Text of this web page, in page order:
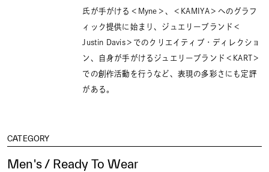
氏が手がける＜Myne＞、＜KAMIYA＞へのグラフ
ィック提供に始まり、ジュエリーブランド＜
Justin Davis＞でのクリエイティブ・ディレクショ
ン、自身が手がけるジュエリーブランド＜KART＞
での創作活動を行うなど、表現の多彩さにも定評
がある。
CATEGORY
Men's / Ready To Wear